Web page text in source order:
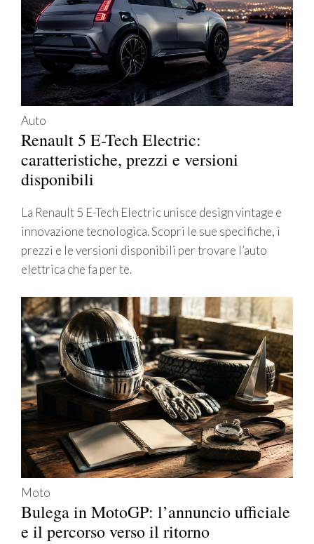
Auto
Renault 5 E-Tech Electric:
caratteristiche, prezzi e versioni
disponibili
La Renault 5 E-Tech Electric unisce design vintage e
innovazione tecnologica. Scopri le sue specifiche, i
prezzi e le versioni disponibili per trovare l’auto
elettrica che fa per te.
Moto
Bulega in MotoGP: l’annuncio ufficiale
e il percorso verso il ritorno